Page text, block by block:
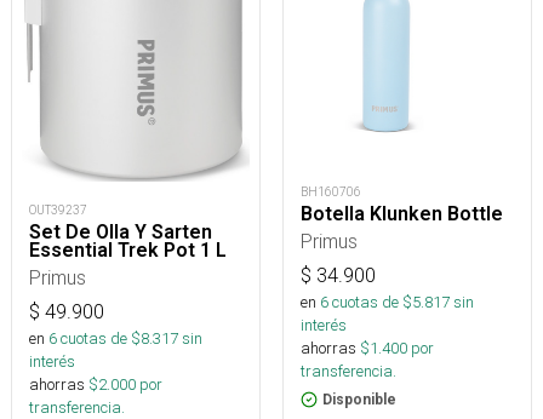
OUT39237
Set De Olla Y Sarten
Essential Trek Pot 1 L
Primus
$ 49.900
en 6cuotas de $8.317sin
interés
ahorras $2.000 por
transferencia.
BH160706
Botella Klunken Bottle
Primus
$ 34.900
en 6cuotas de $5.817sin
interés
ahorras $1.400 por
transferencia.
Disponible